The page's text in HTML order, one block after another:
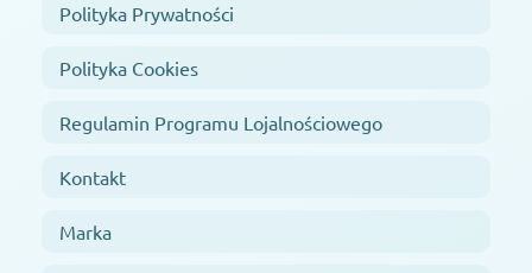
Polityka Prywatności
Polityka Cookies
Regulamin Programu Lojalnościowego
Kontakt
Marka